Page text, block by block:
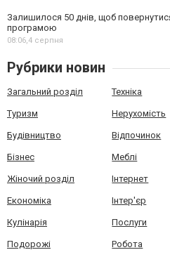
Залишилося 50 днів, щоб
програмою
08:06,4 серпня
Рубрики новин
Загальний розділ Техніка
Туризм Нерухомість
Будівництво Відпочинок
Бізнес Меблі
Жіночий розділ Інтернет
Економіка Інтер'єр
Кулінарія Послуги
Подорожі Робота